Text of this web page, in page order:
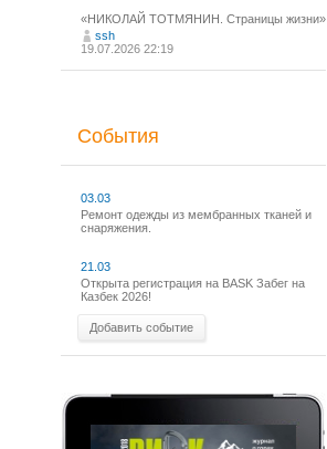
«НИКОЛАЙ ТОТМЯНИН. Страницы жизни»
ssh
19.07.2026 22:19
События
03.03
Ремонт одежды из мембранных тканей и
снаряжения.
21.03
Открыта регистрация на BASK Забег на
Казбек 2026!
Добавить событие